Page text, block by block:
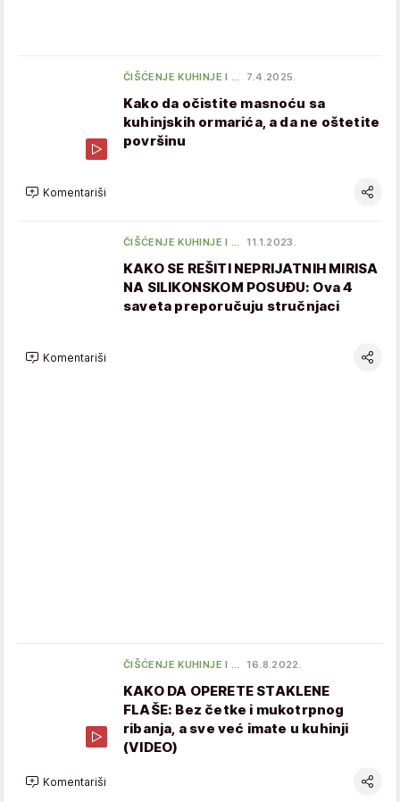
ČIŠĆENJE KUHINJE I … 7.4.2025.
Kako da očistite masnoću sa
kuhinjskih ormarića, a da ne oštetite
površinu
Komentariši
ČIŠĆENJE KUHINJE I … 11.1.2023.
KAKO SE REŠITI NEPRIJATNIH MIRISA
NA SILIKONSKOM POSUĐU: Ova 4
saveta preporučuju stručnjaci
Komentariši
ČIŠĆENJE KUHINJE I … 16.8.2022.
KAKO DA OPERETE STAKLENE
FLAŠE: Bez četke i mukotrpnog
ribanja, a sve već imate u kuhinji
(VIDEO)
Komentariši